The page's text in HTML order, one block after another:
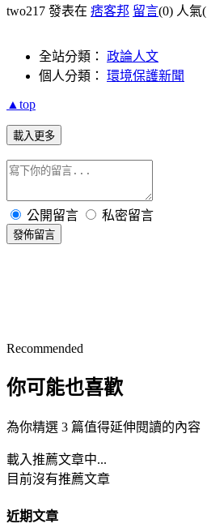
two217 發表在 痞客邦 留言(0) 人氣(
全站分類： 政論人文
個人分類： 環境保護新聞
▲top
載入更多
公開留言 私密留言
發佈留言
Recommended
你可能也喜歡
為你精選 3 篇值得延伸閱讀的內容
載入推薦文章中...
目前沒有推薦文章
近期文章